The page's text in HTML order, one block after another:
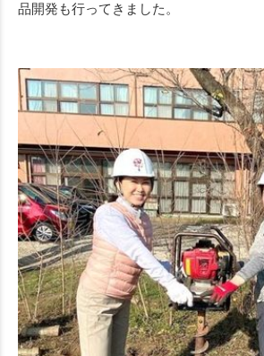
品開発も行ってきました。